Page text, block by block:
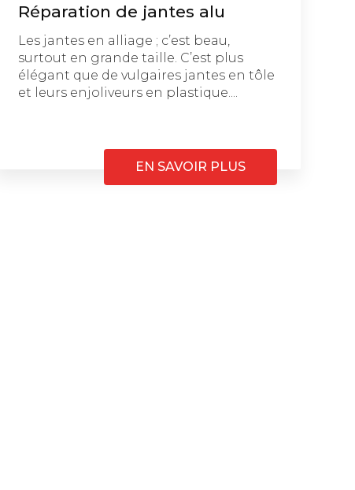
Réparation de jantes alu
Les jantes en alliage ; c’est beau,
surtout en grande taille. C’est plus
élégant que de vulgaires jantes en tôle
et leurs enjoliveurs en plastique....
EN SAVOIR PLUS